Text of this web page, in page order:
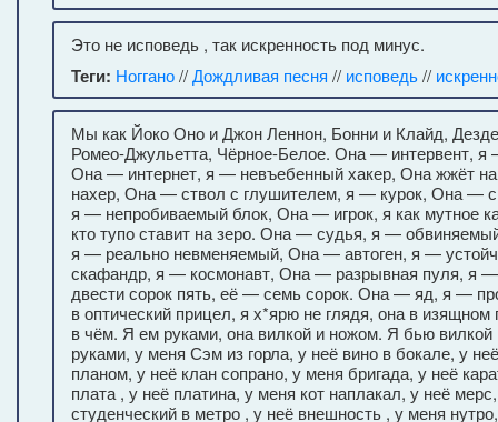
Это не исповедь , так искренность под минус.
Теги: Ноггано//Дождливая песня // исповедь//
Мы как Йоко Оно и Джон Леннон, Бонни и Клайд,
Ромео-Джульетта, Чёрное-Белое. Она — интервент, я
Она — интернет, я — невъебенный хакер, Она жжёт
нахер, Она — ствол с глушителем, я — курок, Она —
я — непробиваемый блок, Она — игрок, я как мутное
кто тупо ставит на зеро. Она — судья, я —
я — реально невменяемый, Она — автоген, я —
скафандр, я — космонавт, Она — разрывная пуля, я
двести сорок пять, её — семь сорок. Она — яд, я —
в оптический прицел, я х*ярю не глядя, она в изящном
в чём. Я ем руками, она вилкой и ножом. Я бью
руками, у меня Сэм из горла, у неё вино в бокале, у
планом, у неё клан сопрано, у меня бригада, у неё
плата , у неё платина, у меня кот наплакал, у неё
студенческий в метро , у неё внешность , у меня